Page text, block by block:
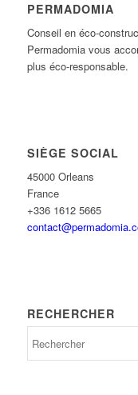
PERMADOMIA
Conseil en éco-
Permadomia vous
plus éco-responsable.
SIÈGE SOCIAL
45000 Orleans
France
+336 1612 5665
RECHERCHER